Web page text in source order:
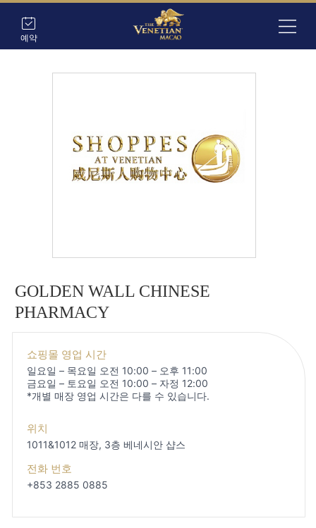
예약
GOLDEN WALL CHINESE
PHARMACY
쇼핑몰 영업 시간
일요일 – 목요일 오전 10:00 – 오후 11:00
금요일 – 토요일 오전 10:00 – 자정 12:00
*개별 매장 영업 시간은 다를 수 있습니다.
위치
1011&1012 매장, 3층 베네시안 샵스
전화 번호
+853 2885 0885